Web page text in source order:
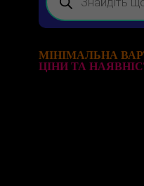
МІНІМАЛЬНА
ЦІНИ ТА